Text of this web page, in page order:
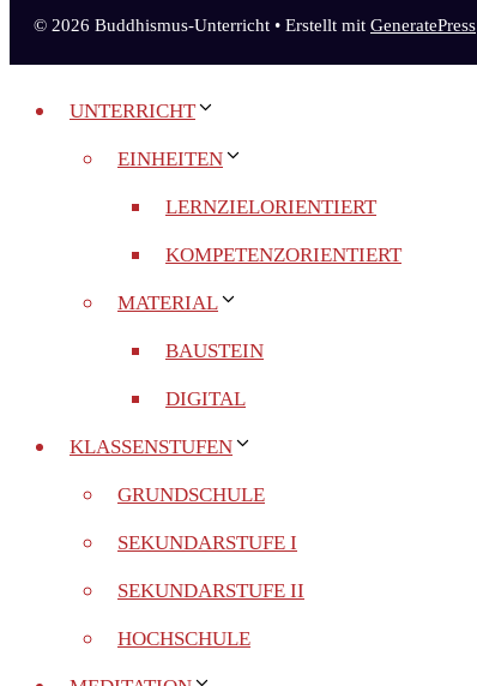
© 2026 Buddhismus-Unterricht • Erstellt mit GeneratePress
UNTERRICHT
EINHEITEN
LERNZIELORIENTIERT
KOMPETENZORIENTIERT
MATERIAL
BAUSTEIN
DIGITAL
KLASSENSTUFEN
GRUNDSCHULE
SEKUNDARSTUFE I
SEKUNDARSTUFE II
HOCHSCHULE